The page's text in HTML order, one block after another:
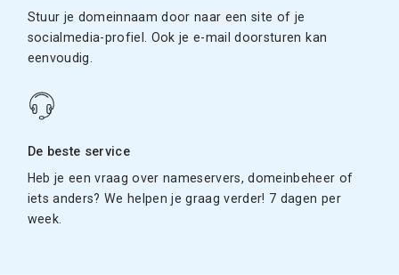
Stuur je domeinnaam door naar een site of je
socialmedia-profiel. Ook je e-mail doorsturen kan
eenvoudig.
De beste service
Heb je een vraag over nameservers, domeinbeheer of
iets anders? We helpen je graag verder! 7 dagen per
week.